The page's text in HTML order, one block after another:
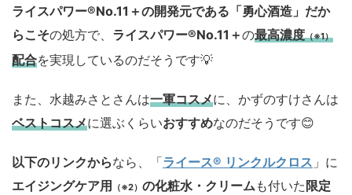
ライスパワー®No.11＋の開発元である「勇心酒造」 だか
らこその処方で、 ライスパワー®No.11＋の最高濃度（※1）
配合を実現しているのだそうです💡
また、水越みさとさんは一軍コスメに、かずのすけさんは
ベストコスメに選ぶくらいおすすめなのだそうです😊
以下のリンクからなら、「ライース® リンクルクロス 」に
エイジングケア用
（※2） の化粧水・クリームも付いた 限定